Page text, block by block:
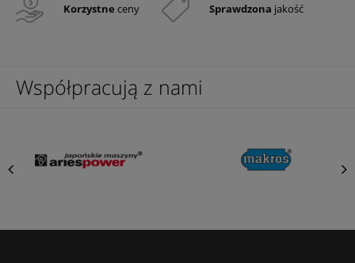
Korzystne ceny Sprawdzona jakość
Współpracują z nami